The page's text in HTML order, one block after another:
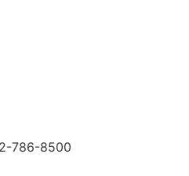
786-8500